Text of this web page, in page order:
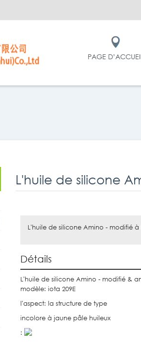
PAGE
L'huile de silicone Amino - modifié
Détails
L'huile de silicone Amino - modifié &
modèle: iota 209E
l'aspect: la structure de type
incolore à jaune pâle huileux
: